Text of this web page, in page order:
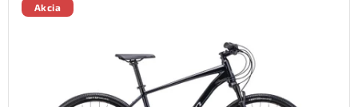
Akcia